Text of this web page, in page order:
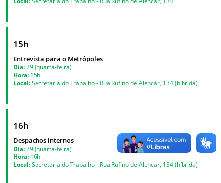
15h
Entrevista para o Metrópoles
Dia: 29 (quarta-feira)
Hora: 15h
Local:Secretaria do Trabalho - Rua Rufino de Alencar, 134 (híbrida)
16h
Despachos internos
Dia: 29 (quarta-feira)
Hora: 16h
Local:Secretaria do Trabalho - Rua Rufino de Alencar, 134 (híbrida)